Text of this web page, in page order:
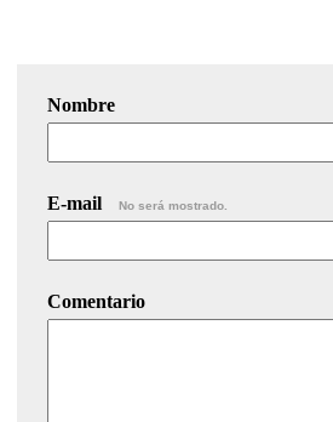
Nombre
E-mail No será mostrado.
Comentario